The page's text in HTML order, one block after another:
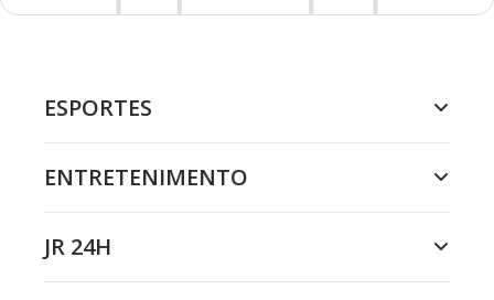
ESPORTES
ENTRETENIMENTO
JR 24H